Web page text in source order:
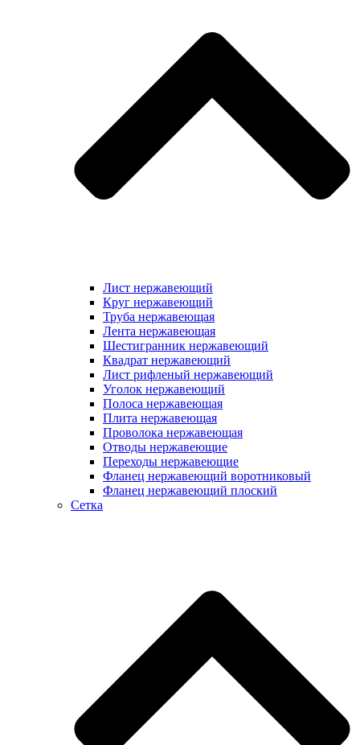
Лист нержавеющий
Круг нержавеющий
Труба нержавеющая
Лента нержавеющая
Шестигранник нержавеющий
Квадрат нержавеющий
Лист рифленый нержавеющий
Уголок нержавеющий
Полоса нержавеющая
Плита нержавеющая
Проволока нержавеющая
Отводы нержавеющие
Переходы нержавеющие
Фланец нержавеющий воротниковый
Фланец нержавеющий плоский
Сетка